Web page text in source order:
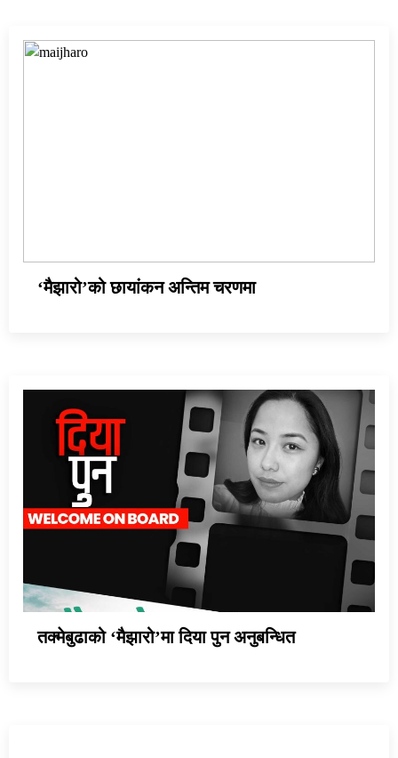
‘मैझारो’को छायांकन अन्तिम चरणमा
तक्मेबुढाको ‘मैझारो’मा दिया पुन अनुबन्धित